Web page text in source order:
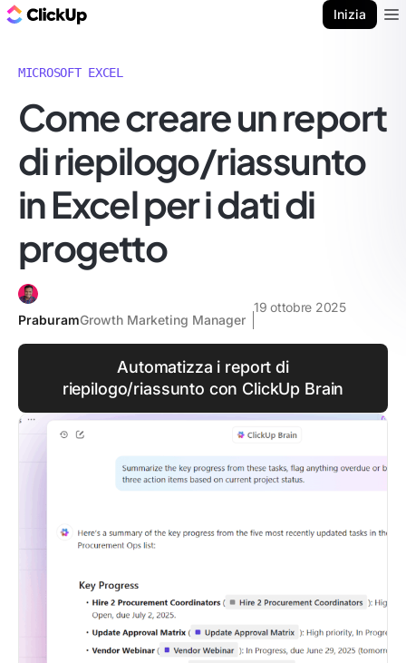
Inizia
MICROSOFT EXCEL
Come creare un report
di riepilogo/riassunto
in Excel per i dati di
progetto
PraburamGrowth Marketing Manager
19 ottobre 2025
Automatizza i report di
riepilogo/riassunto con ClickUp Brain